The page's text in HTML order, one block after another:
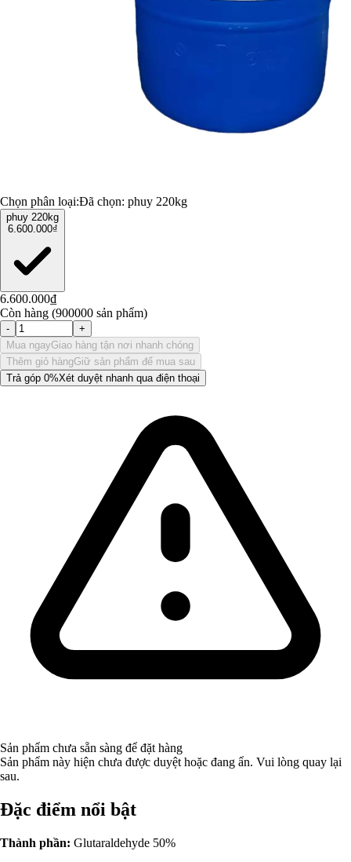
Chọn phân loại:Đã chọn: phuy 220kg
phuy 220kg
6.600.000₫
6.600.000₫
Còn hàng (900000 sản phẩm)
-
+
Mua ngayGiao hàng tận nơi nhanh chóng
Thêm giỏ hàngGiữ sản phẩm để mua sau
Trả góp 0%Xét duyệt nhanh qua điện thoại
Sản phẩm chưa sẵn sàng để đặt hàng
Sản phẩm này hiện chưa được duyệt hoặc đang ẩn. Vui lòng quay lại
sau.
Đặc điểm nổi bật
Thành phần: Glutaraldehyde 50%